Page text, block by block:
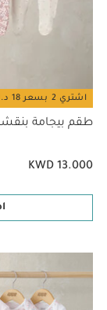
اشتري 2 بسعر 18 د.ك
طقم بيجامة
KWD 13.000